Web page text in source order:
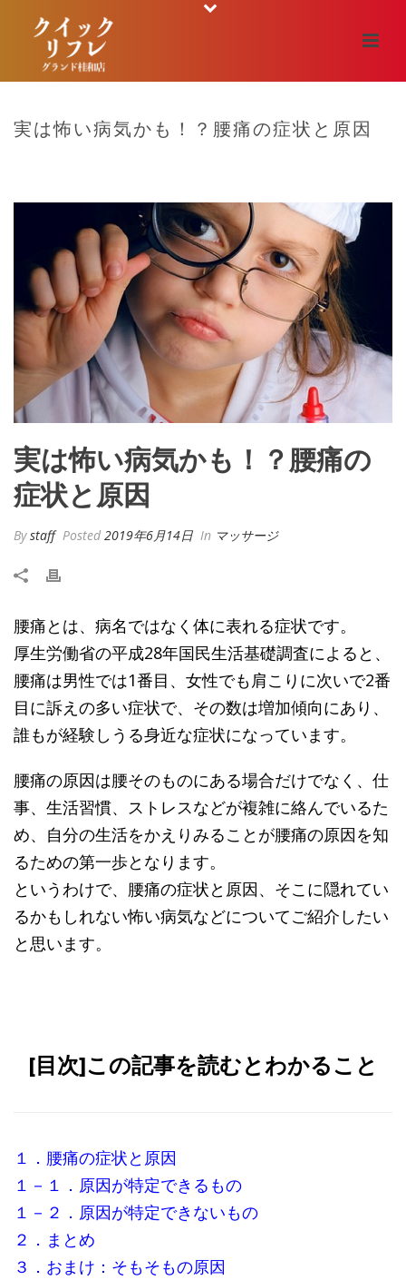
実は怖い病気かも！？腰痛の症状と原因
実は怖い病気かも！？腰痛の
症状と原因
Bystaff Posted 2019年6月14日 In マッサージ
腰痛とは、病名ではなく体に表れる症状です。
厚生労働省の平成28年国民生活基礎調査によると、
腰痛は男性では1番目、女性でも肩こりに次いで2番
目に訴えの多い症状で、その数は増加傾向にあり、
誰もが経験しうる身近な症状になっています。
腰痛の原因は腰そのものにある場合だけでなく、仕
事、生活習慣、ストレスなどが複雑に絡んでいるた
め、自分の生活をかえりみることが腰痛の原因を知
るための第一歩となります。
というわけで、腰痛の症状と原因、そこに隠れてい
るかもしれない怖い病気などについてご紹介したい
と思います。
[目次]この記事を読むとわかること
１．腰痛の症状と原因
１－１．原因が特定できるもの
１－２．原因が特定できないもの
２．まとめ
３．おまけ：そもそもの原因